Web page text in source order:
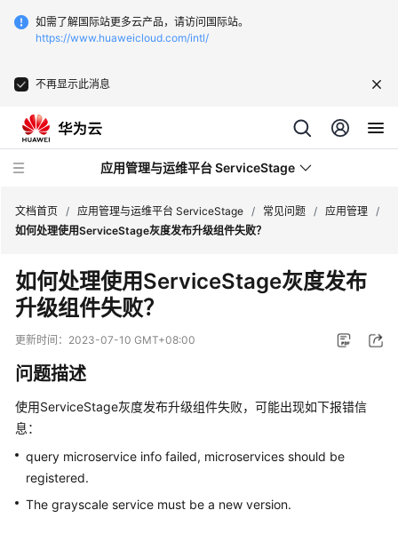
如需了解国际站更多云产品，请访问国际站。
https://www.huaweicloud.com/intl/
不再显示此消息
应用管理与运维平台 ServiceStage
最
新
动
产
品
介
计
费
说
文档首页 / 应用管理与运维平台 ServiceStage / 常见问题 / 应用管理 /
如何处理使用ServiceStage灰度发布升级组件失败？
如何处理使用ServiceStage灰度发布
升级组件失败？
更新时间： 2023-07-10 GMT+08:00
问题描述
使用ServiceStage灰度发布升级组件失败，可能出现如下报错信
息：
query microservice info failed, microservices should be
registered.
The grayscale service must be a new version.